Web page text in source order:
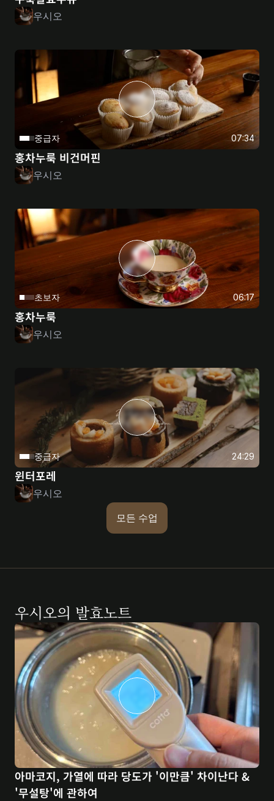
우시오
07:34
중급자
홍차누룩 비건머핀
우시오
06:17
초보자
홍차누룩
우시오
24:29
중급자
윈터포레
우시오
모든 수업
우시오의 발효노트
아마코지, 가열에 따라 당도가 '이만큼' 차이난다 &
'무설탕'에 관하여